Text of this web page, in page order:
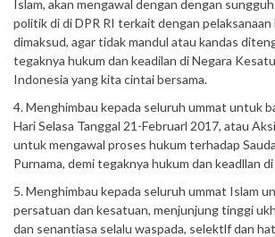
Islam, akan mengawal dengan dengan
politik di di DPR RI terkait dengan
dimaksud, agar tidak mandul atau kandas
tegaknya hukum dan keadilan di Negara
Indonesia yang kita cintai bersama.
4. Menghimbau kepada seluruh ummat untuk
Hari Selasa Tanggal 21-Februarl 2017, atau
untuk mengawal proses hukum terhadap
Purnama, demi tegaknya hukum dan keadllan
5. Menghimbau kepada seluruh ummat Islam
persatuan dan kesatuan, menjunjung tinggi
dan senantiasa selalu waspada, selektlf dan